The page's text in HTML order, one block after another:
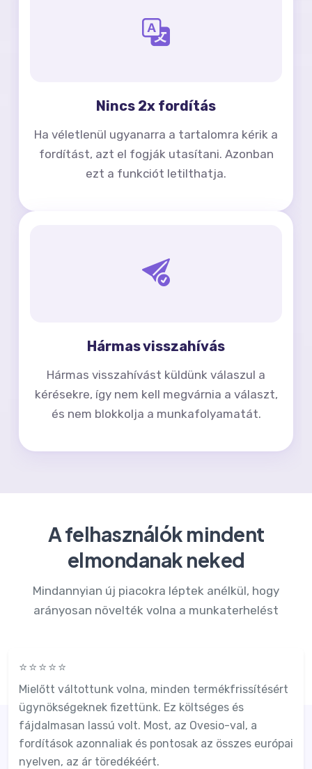
Nincs 2x fordítás
Ha véletlenül ugyanarra a tartalomra kérik a
fordítást, azt el fogják utasítani. Azonban
ezt a funkciót letilthatja.
Hármas visszahívás
Hármas visszahívást küldünk válaszul a
kérésekre, így nem kell megvárnia a választ,
és nem blokkolja a munkafolyamatát.
A felhasználók mindent
elmondanak neked
Mindannyian új piacokra léptek anélkül, hogy
arányosan növelték volna a munkaterhelést
⭐⭐⭐⭐⭐
Mielőtt váltottunk volna, minden termékfrissítésért
ügynökségeknek fizettünk. Ez költséges és
fájdalmasan lassú volt. Most, az Ovesio-val, a
fordítások azonnaliak és pontosak az összes európai
nyelven, az ár töredékéért.